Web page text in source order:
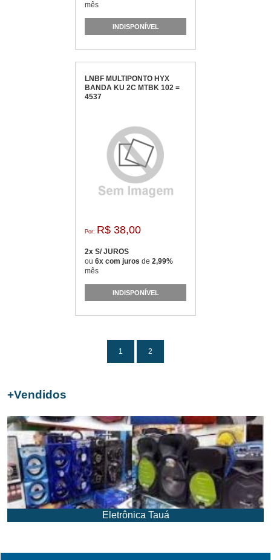
mês
INDISPONÍVEL
LNBF MULTIPONTO HYX
BANDA KU 2C MTBK 102 =
4537
Por: R$ 38,00
2x S/ JUROS
ou 6x com juros de 2,99%
mês
INDISPONÍVEL
1 2
+Vendidos
Eletrônica Tauá